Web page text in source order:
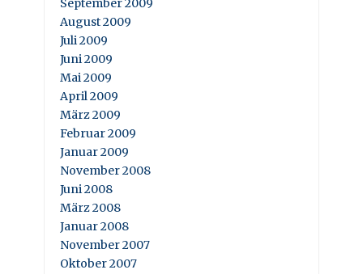
September 2009
August 2009
Juli 2009
Juni 2009
Mai 2009
April 2009
März 2009
Februar 2009
Januar 2009
November 2008
Juni 2008
März 2008
Januar 2008
November 2007
Oktober 2007